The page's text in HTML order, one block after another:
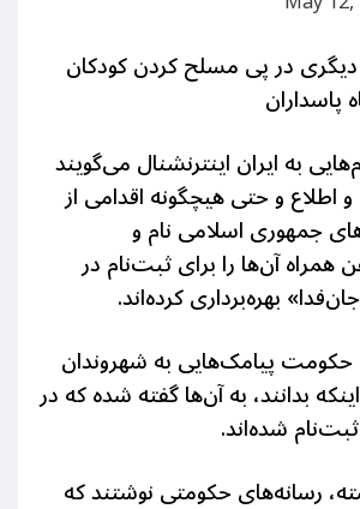
دیگری در پی مسلح کردن کودکان
پاسداران
به ایران اینترنشنال می‌گویند
و حتی هیچگونه اقدامی از
جمهوری اسلامی نام و
آن‌ها را برای ثبت‌نام در
بهره‌برداری کرده‌اند.
حکومت پیامک‌هایی به شهروندان
بدانند، به آن‌ها گفته شده که در
شده‌اند.
رسانه‌های حکومتی نوشتند که